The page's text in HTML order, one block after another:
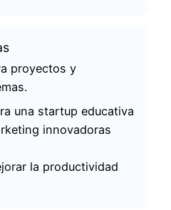
proyectos y
una startup educativa
innovadoras
la productividad